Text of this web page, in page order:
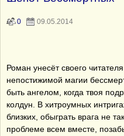
0 09.05.2014
Роман унесёт своего
непостижимой магии
быть ангелом, когда твоя
колдун. В хитроумных
близких, обыграть врага не
проблеме всем вместе,